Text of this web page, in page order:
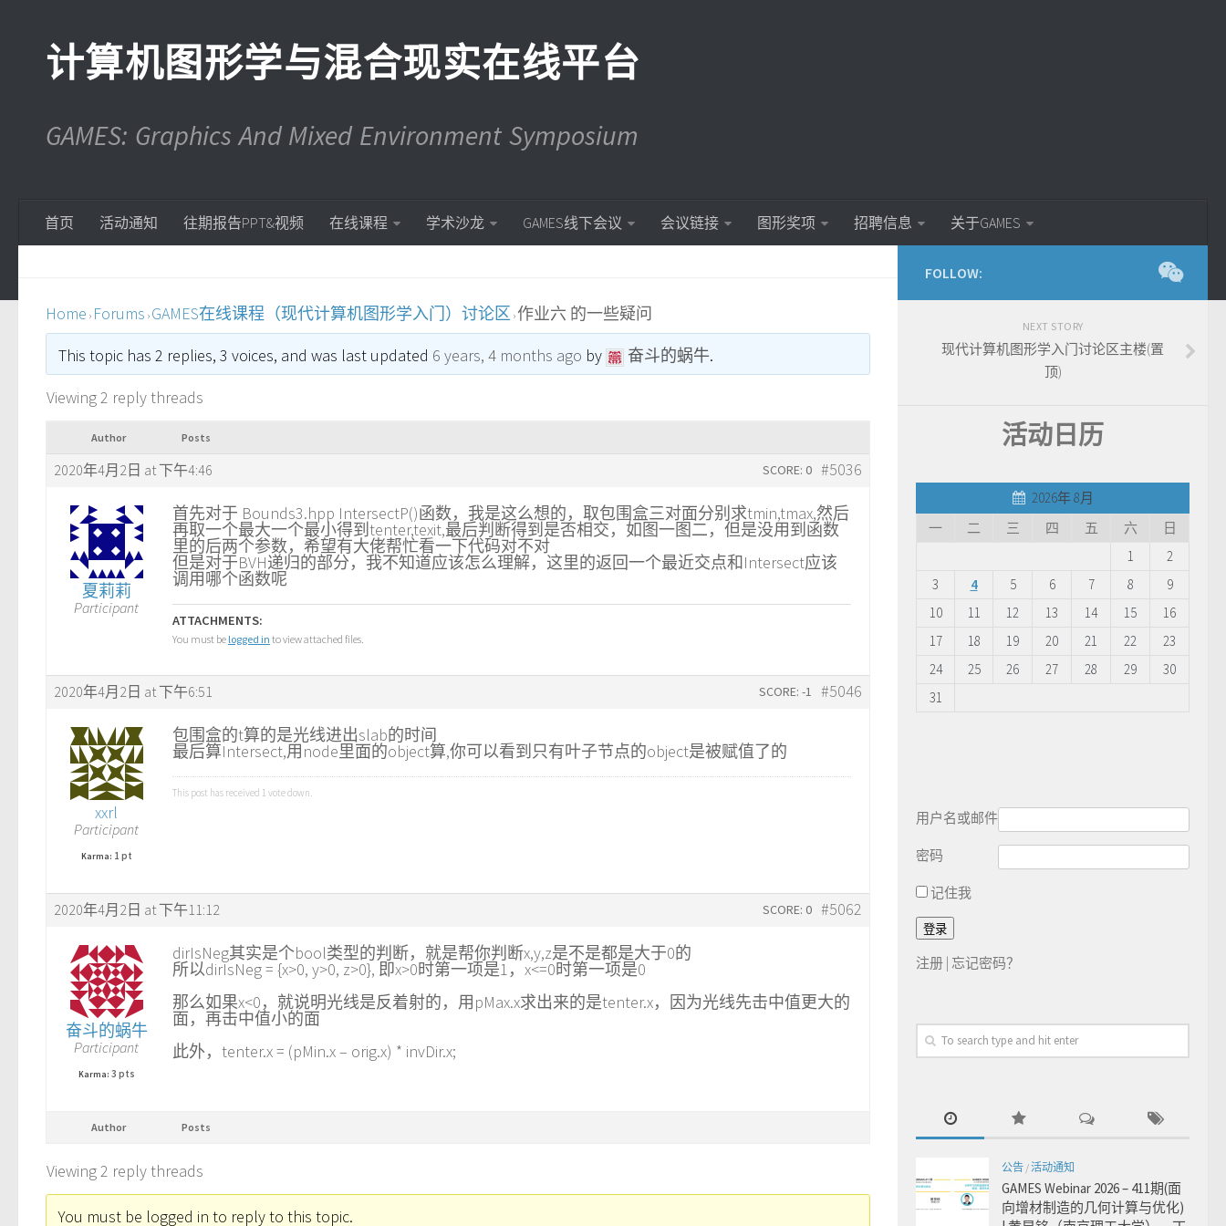
计算机图形学与混合现实在线平台
GAMES: Graphics And Mixed Environment Symposium
首页 活动通知 往期报告PPT&视频 在线课程 学术沙龙 GAMES线下会议 会议链接 图形奖项 招聘信息 关于GAMES
Home › Forums › GAMES在线课程（现代计算机图形学入门）讨论区 › 作业六 的一些疑问
This topic has 2 replies, 3 voices, and was last updated 6 years, 4 months ago by 奋斗的蜗牛.
Viewing 2 reply threads
Author Posts
2020年4月2日 at 下午4:46 #5036
SCORE: 0
夏莉莉
Participant
首先对于 Bounds3.hpp IntersectP()函数，我是这么想的，取包围盒三对面分别求tmin,tmax,然后
再取一个最大一个最小得到tenter,texit,最后判断得到是否相交，如图一图二，但是没用到函数
里的后两个参数，希望有大佬帮忙看一下代码对不对
但是对于BVH递归的部分，我不知道应该怎么理解，这里的返回一个最近交点和Intersect应该
调用哪个函数呢
ATTACHMENTS:
You must be logged in to view attached files.
2020年4月2日 at 下午6:51 #5046
SCORE: -1
xxrl
Participant
Karma: 1 pt
包围盒的t算的是光线进出slab的时间
最后算Intersect,用node里面的object算,你可以看到只有叶子节点的object是被赋值了的
This post has received 1 vote down.
2020年4月2日 at 下午11:12 #5062
SCORE: 0
奋斗的蜗牛
Participant
Karma: 3 pts
dirIsNeg其实是个bool类型的判断，就是帮你判断x,y,z是不是都是大于0的
所以dirIsNeg = {x>0, y>0, z>0}, 即x>0时第一项是1，x<=0时第一项是0
那么如果x<0，就说明光线是反着射的，用pMax.x求出来的是tenter.x，因为光线先击中值更大的
面，再击中值小的面
此外，tenter.x = (pMin.x – orig.x) * invDir.x;
Author Posts
Viewing 2 reply threads
You must be logged in to reply to this topic.
FOLLOW:
NEXT STORY
现代计算机图形学入门讨论区主楼(置
顶)
活动日历
2026年 8月
一
二 三 四 五 六
日
1
2
3
4 5 6 7 8
9
10
11 12 13 14 15
16
17
18 19 20 21 22
23
24
25 26 27 28 29
30
31
用户名或邮件
密码
记住我
注册 | 忘记密码？
公告 /活动通知
GAMES Webinar 2026 – 411期(面
向增材制造的几何计算与优化)